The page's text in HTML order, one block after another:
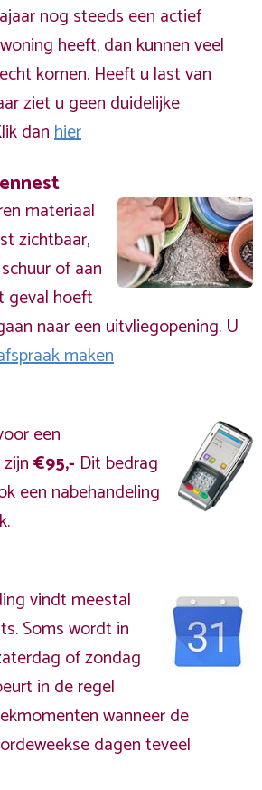
nog steeds een actief
heeft, dan kunnen veel
komen. Heeft u last van
ziet u geen duidelijke
danhier
materiaal
zichtbaar,
of aan
geval hoeft
naar een uitvliegopening. U
maken
een
€95,- Dit bedrag
een nabehandeling
vindt meestal
Soms wordt in
of zondag
in de regel
wanneer de
dagen teveel